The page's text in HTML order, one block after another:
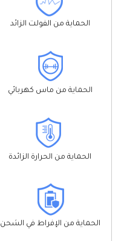
الحماية من الفولت الزائد
الحماية من ماس كهربائي
الحماية من الحرارة الزائدة
الحماية من الإفراط في الشحن